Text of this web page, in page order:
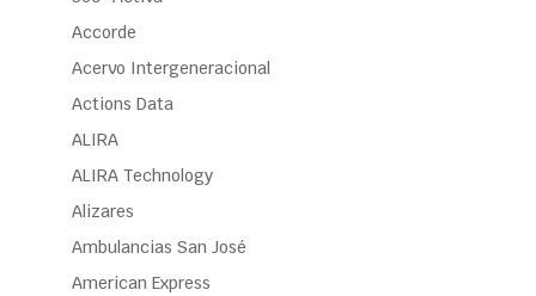
Accorde
Acervo Intergeneracional
Actions Data
ALIRA
ALIRA Technology
Alizares
Ambulancias San José
American Express